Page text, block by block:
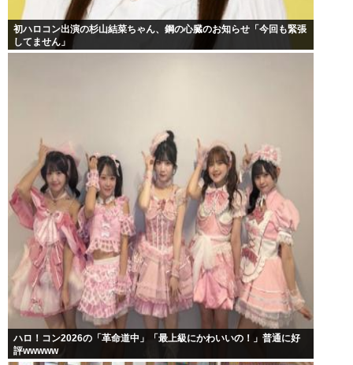
初ハロコン出演の杉山結菜ちゃん、鋼の心臓のお知らせ「今回も緊張
してません」
ハロ！コン2026の「革命道中」「最上級にかわいいの！」普通に好
評wwwww